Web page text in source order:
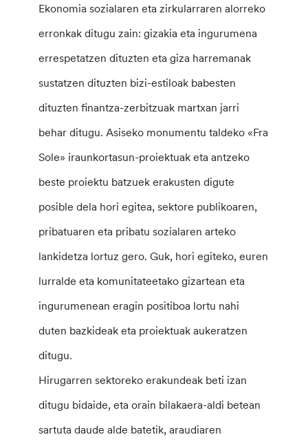
Ekonomia sozialaren eta zirkularraren alorreko
erronkak ditugu zain: gizakia eta ingurumena
errespetatzen dituzten eta giza harremanak
sustatzen dituzten bizi-estiloak babesten
dituzten finantza-zerbitzuak martxan jarri
behar ditugu. Asiseko monumentu taldeko «Fra
Sole» iraunkortasun-proiektuak eta antzeko
beste proiektu batzuek erakusten digute
posible dela hori egitea, sektore publikoaren,
pribatuaren eta pribatu sozialaren arteko
lankidetza lortuz gero. Guk, hori egiteko, euren
lurralde eta komunitateetako gizartean eta
ingurumenean eragin positiboa lortu nahi
duten bazkideak eta proiektuak aukeratzen
ditugu.
Hirugarren sektoreko erakundeak beti izan
ditugu bidaide, eta orain bilakaera-aldi betean
sartuta daude alde batetik, araudiaren